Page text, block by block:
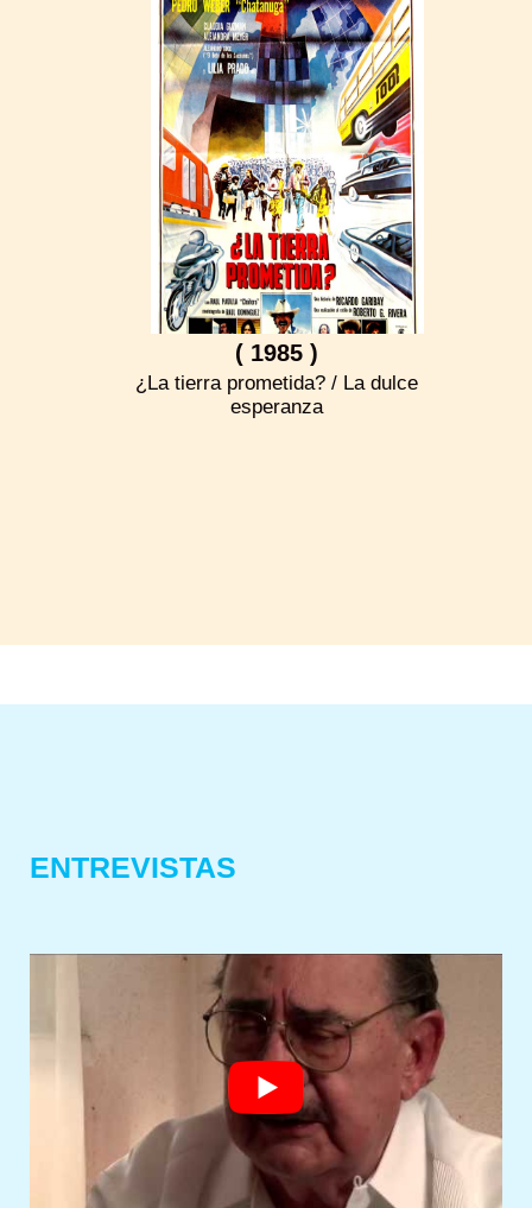
( 1985 )
¿La tierra prometida? / La dulce
esperanza
ENTREVISTAS